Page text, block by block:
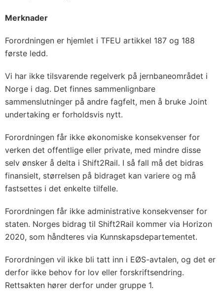
Merknader
Forordningen er hjemlet i TFEU artikkel 187 og 188
første ledd.
Vi har ikke tilsvarende regelverk på jernbaneområdet i
Norge i dag. Det finnes sammenlignbare
sammenslutninger på andre fagfelt, men å bruke Joint
undertaking er forholdsvis nytt.
Forordningen får ikke økonomiske konsekvenser for
verken det offentlige eller private, med mindre disse
selv ønsker å delta i Shift2Rail. I så fall må det bidras
finansielt, størrelsen på bidraget kan variere og må
fastsettes i det enkelte tilfelle.
Forordningen får ikke administrative konsekvenser for
staten. Norges bidrag til Shift2Rail kommer via Horizon
2020, som håndteres via Kunnskapsdepartementet.
Forordningen vil ikke bli tatt inn i EØS-avtalen, og det er
derfor ikke behov for lov eller forskriftsendring.
Rettsakten hører derfor under gruppe 1.